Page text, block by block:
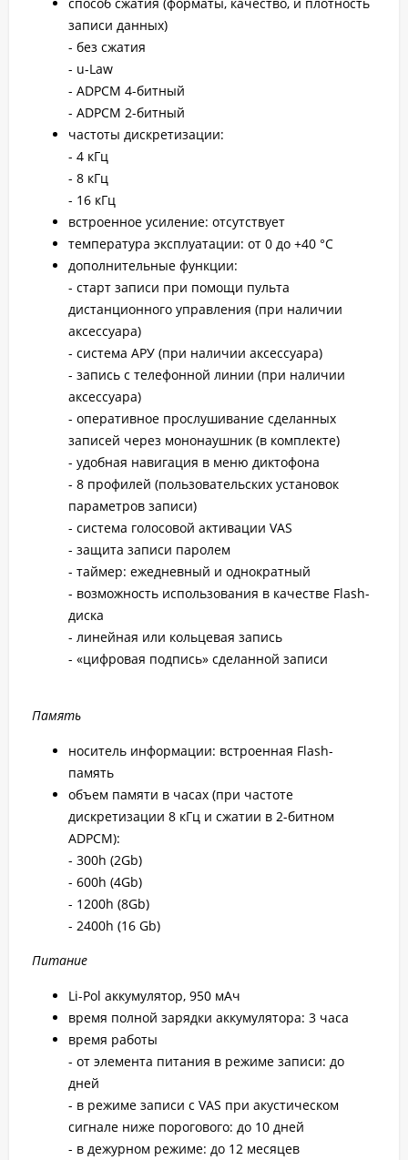
записи данных)
- без сжатия
- u-Law
- ADPCM 4-битный
- ADPCM 2-битный
частоты дискретизации:
- 4 кГц
- 8 кГц
- 16 кГц
встроенное усиление: отсутствует
температура эксплуатации: от 0 до +40 °С
дополнительные функции:
- старт записи при помощи пульта
дистанционного управления (при наличии
аксессуара)
- система АРУ (при наличии аксессуара)
- запись с телефонной линии (при наличии
аксессуара)
- оперативное прослушивание сделанных
записей через мононаушник (в комплекте)
- удобная навигация в меню диктофона
- 8 профилей (пользовательских установок
параметров записи)
- система голосовой активации VAS
- защита записи паролем
- таймер: ежедневный и однократный
- возможность использования в качестве Flash-
диска
- линейная или кольцевая запись
- «цифровая подпись» сделанной записи
Память
носитель информации: встроенная Flash-
память
объем памяти в часах (при частоте
дискретизации 8 кГц и сжатии в 2-битном
ADPCM):
- 300h (2Gb)
- 600h (4Gb)
- 1200h (8Gb)
- 2400h (16 Gb)
Питание
Li-Pol аккумулятор, 950 мАч
время полной зарядки аккумулятора: 3 часа
время работы
- от элемента питания в режиме записи: до
дней
- в режиме записи с VAS при акустическом
сигнале ниже порогового: до 10 дней
- в дежурном режиме: до 12 месяцев